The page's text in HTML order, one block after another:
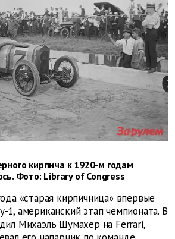
кирпича к 1920-м годам
Фото: Library of Congress
«старая кирпичница» впервые
1, американский этап чемпионата. В
Михаэль Шумахер на Ferrari,